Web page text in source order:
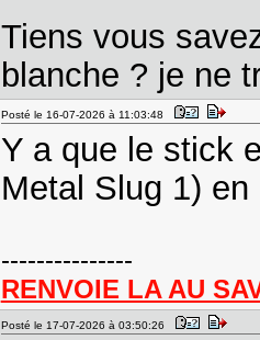
Tiens vous
blanche ? je ne
Posté le 16-07-2026 à 11:03:48
Y a que le stick
Metal Slug 1) en
---------------
RENVOIE LA AU
Posté le 17-07-2026 à 03:50:26